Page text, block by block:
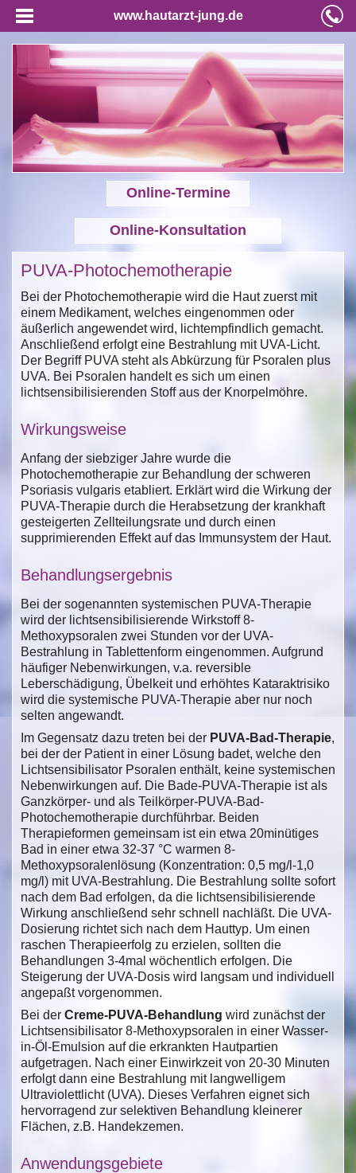
www.hautarzt-jung.de
Online-Termine
Online-Konsultation
PUVA-Photochemotherapie
Bei der Photochemotherapie wird die Haut zuerst mit
einem Medikament, welches eingenommen oder
äußerlich angewendet wird, lichtempfindlich gemacht.
Anschließend erfolgt eine Bestrahlung mit UVA-Licht.
Der Begriff PUVA steht als Abkürzung für Psoralen plus
UVA. Bei Psoralen handelt es sich um einen
lichtsensibilisierenden Stoff aus der Knorpelmöhre.
Wirkungsweise
Anfang der siebziger Jahre wurde die
Photochemotherapie zur Behandlung der schweren
Psoriasis vulgaris etabliert. Erklärt wird die Wirkung der
PUVA-Therapie durch die Herabsetzung der krankhaft
gesteigerten Zellteilungsrate und durch einen
supprimierenden Effekt auf das Immunsystem der Haut.
Behandlungsergebnis
Bei der sogenannten systemischen PUVA-Therapie
wird der lichtsensibilisierende Wirkstoff 8-
Methoxypsoralen zwei Stunden vor der UVA-
Bestrahlung in Tablettenform eingenommen. Aufgrund
häufiger Nebenwirkungen, v.a. reversible
Leberschädigung, Übelkeit und erhöhtes Kataraktrisiko
wird die systemische PUVA-Therapie aber nur noch
selten angewandt.
Im Gegensatz dazu treten bei der PUVA-Bad-Therapie,
bei der der Patient in einer Lösung badet, welche den
Lichtsensibilisator Psoralen enthält, keine systemischen
Nebenwirkungen auf. Die Bade-PUVA-Therapie ist als
Ganzkörper- und als Teilkörper-PUVA-Bad-
Photochemotherapie durchführbar. Beiden
Therapieformen gemeinsam ist ein etwa 20minütiges
Bad in einer etwa 32-37 °C warmen 8-
Methoxypsoralenlösung (Konzentration: 0,5 mg/l-1,0
mg/l) mit UVA-Bestrahlung. Die Bestrahlung sollte sofort
nach dem Bad erfolgen, da die lichtsensibilisierende
Wirkung anschließend sehr schnell nachläßt. Die UVA-
Dosierung richtet sich nach dem Hauttyp. Um einen
raschen Therapieerfolg zu erzielen, sollten die
Behandlungen 3-4mal wöchentlich erfolgen. Die
Steigerung der UVA-Dosis wird langsam und individuell
angepaßt vorgenommen.
Bei der Creme-PUVA-Behandlung wird zunächst der
Lichtsensibilisator 8-Methoxypsoralen in einer Wasser-
in-Öl-Emulsion auf die erkrankten Hautpartien
aufgetragen. Nach einer Einwirkzeit von 20-30 Minuten
erfolgt dann eine Bestrahlung mit langwelligem
Ultraviolettlicht (UVA). Dieses Verfahren eignet sich
hervorragend zur selektiven Behandlung kleinerer
Flächen, z.B. Handekzemen.
Anwendungsgebiete